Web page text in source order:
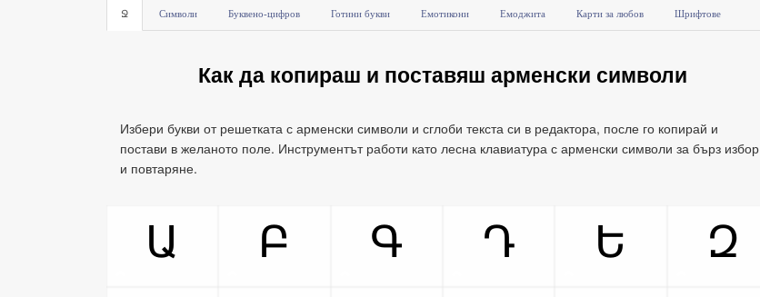
Ջ Символи Буквено-цифров Готини букви Емотикони Емоджита Карти за любов Шрифтове
Как да копираш и поставяш арменски символи
Избери букви от решетката с арменски символи и сглоби текста си в редактора, после го копирай и
постави в желаното поле. Инструментът работи като лесна клавиатура с арменски символи за бърз избор
и повтаряне.
Ա Բ Գ Դ Ե
Զ